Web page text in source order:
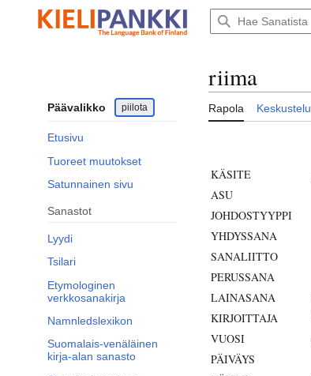
sisältöön
Päävalikko piilota
Etusivu
Tuoreet muutokset
Satunnainen sivu
Sanastot
Lyydi
Tsilari
Etymologinen
verkkosanakirja
Namnledslexikon
Suomalais-venäläinen
kirja-alan sanasto
riima
Rapola Keskustelu
KÄSITE
ASU
JOHDOSTYYPPI
YHDYSSANA
SANALIITTO
PERUSSANA
LAINASANA
KIRJOITTAJA
VUOSI
PÄIVÄYS